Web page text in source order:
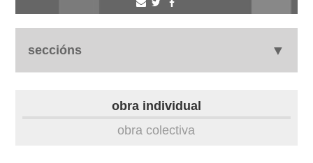
seccións
obra individual
obra colectiva